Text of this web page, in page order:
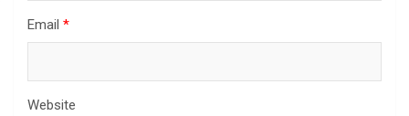
Email *
Website